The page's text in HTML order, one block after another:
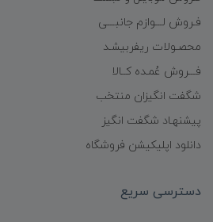
فـروش لـــوازم جانبـــی
محصـولات ریفربیشـد
فـــروش عُمـده کــالا
شگفت انگیزان منتخب
پیشنهـاد شگفت انگیز
دانلود اپلیکیشن فروشگاه
دسترسی سریع